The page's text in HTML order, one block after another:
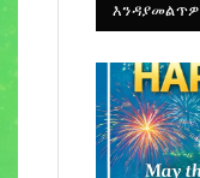
እንዳያመልጥዎ